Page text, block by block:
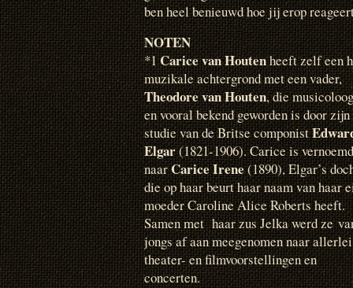
ben heel benieuwd hoe jij erop
NOTEN
*1Carice van Houtenheeft zelf een
muzikale achtergrond met een vader,
Theodore van Houten, die
en vooral bekend geworden is door zijn
studie van de Britse componist
Elgar(1821-1906). Carice is vernoemd
naarCarice Irene(1890), Elgar’s
die op haar beurt haar naam van haar
moeder Caroline Alice Roberts heeft.
Samen met haar zus Jelka werd ze
jongs af aan meegenomen naar allerlei
theater- en filmvoorstellingen en
concerten.